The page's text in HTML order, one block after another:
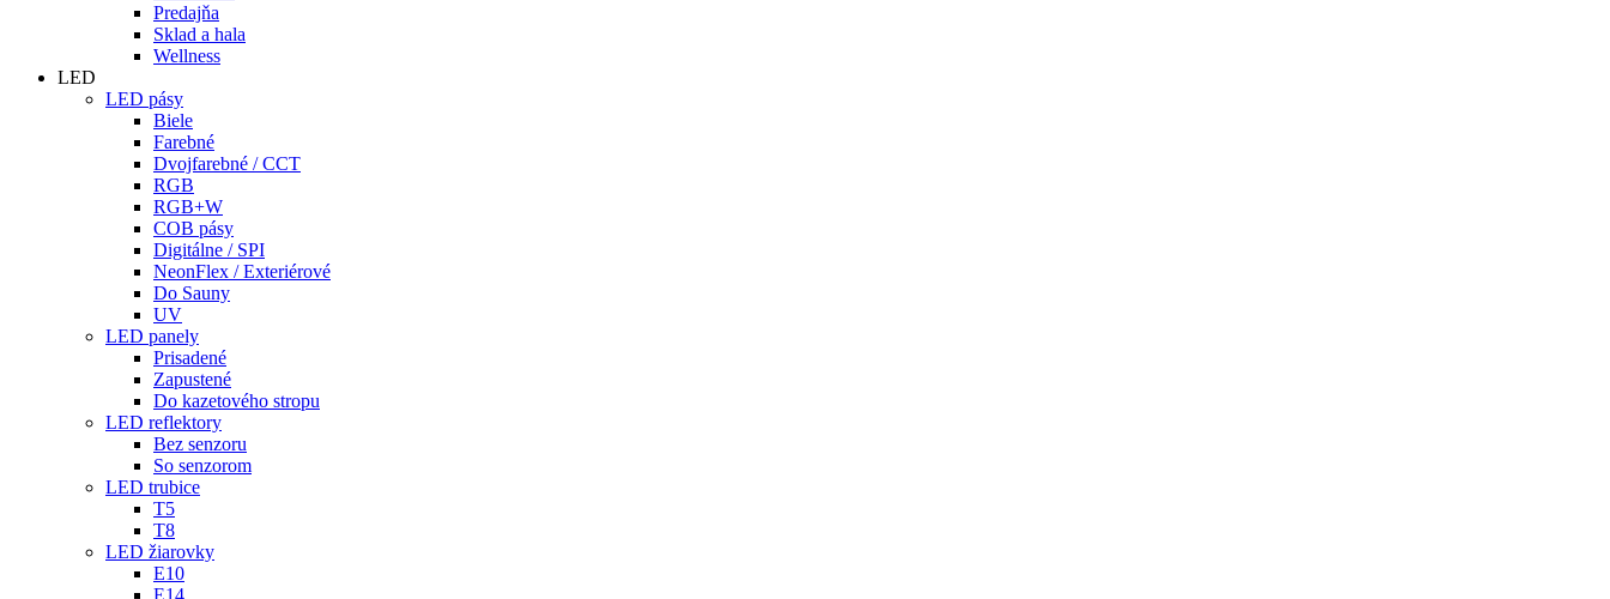
Predajňa
Sklad a hala
Wellness
LED
LED pásy
Biele
Farebné
Dvojfarebné / CCT
RGB
RGB+W
COB pásy
Digitálne / SPI
NeonFlex / Exteriérové
Do Sauny
UV
LED panely
Prisadené
Zapustené
Do kazetového stropu
LED reflektory
Bez senzoru
So senzorom
LED trubice
T5
T8
LED žiarovky
E10
E14